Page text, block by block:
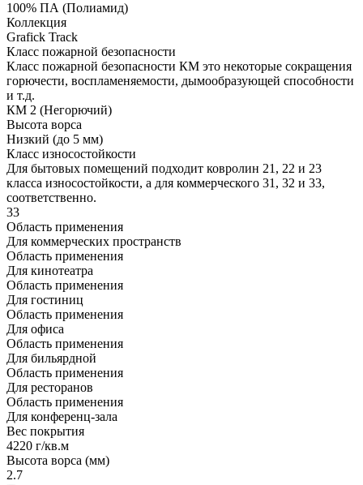
100% ПА (Полиамид)
Коллекция
Grafick Track
Класс пожарной безопасности
Класс пожарной безопасности КМ это некоторые сокращения
горючести, воспламеняемости, дымообразующей способности
и т.д.
КМ 2 (Негорючий)
Высота ворса
Низкий (до 5 мм)
Класс износостойкости
Для бытовых помещений подходит ковролин 21, 22 и 23
класса износостойкости, а для коммерческого 31, 32 и 33,
соответственно.
33
Область применения
Для коммерческих пространств
Область применения
Для кинотеатра
Область применения
Для гостиниц
Область применения
Для офиса
Область применения
Для бильярдной
Область применения
Для ресторанов
Область применения
Для конференц-зала
Вес покрытия
4220 г/кв.м
Высота ворса (мм)
2.7